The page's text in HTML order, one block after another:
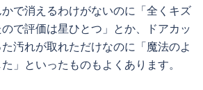
で消えるわけがないのに「全くキズ
で評価は星ひとつ」とか、ドアカッ
汚れが取れただけなのに「魔法のよ
」といったものもよくあります。